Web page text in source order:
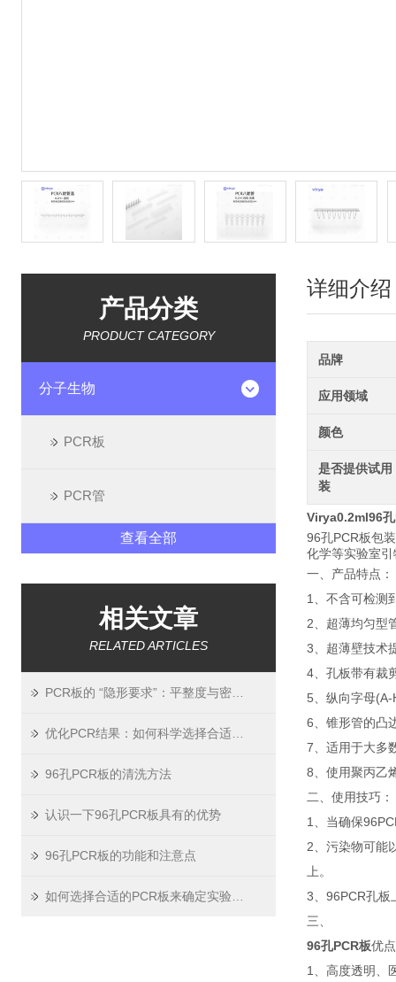
产品分类
PRODUCT CATEGORY
分子生物
PCR板
PCR管
查看全部
相关文章
RELATED ARTICLES
96孔PCR板的清洗方法
认识一下96孔PCR板具有的优势
96孔PCR板的功能和注意点
详细介绍
品牌
应用领域
颜色
是否提供试用
装
Virya0.2ml96
96孔PCR板包
化学等实验室
一、产品特点：
1、不含可检测
2、超薄均匀型
3、超薄壁技术
4、孔板带有裁
5、纵向字母
6、锥形管的凸
7、适用于大多
8、使用聚丙乙
二、使用技巧：
1、当确保
2、污染物可能
上。
3、96PCR孔板
三、
96孔PCR板优
1、高度透明、